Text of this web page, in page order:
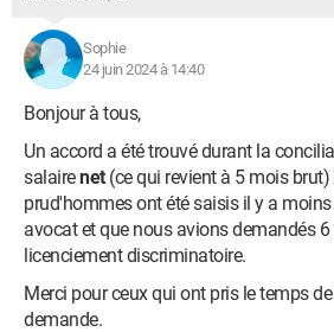
Sophie
24 juin 2024 à 14:40
Bonjour à tous,
Un accord a été trouvé durant la
salairenet (ce qui revient à 5 mois
prud'hommes ont été saisis il y a
avocat et que nous avions demandés
licenciement discriminatoire.
Merci pour ceux qui ont pris le temps
demande.